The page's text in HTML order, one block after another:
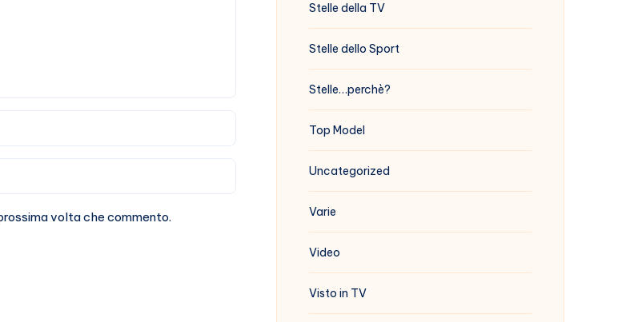
volta che commento.
Stelle della TV
Stelle dello Sport
Stelle…perchè?
Top Model
Uncategorized
Varie
Video
Visto in TV